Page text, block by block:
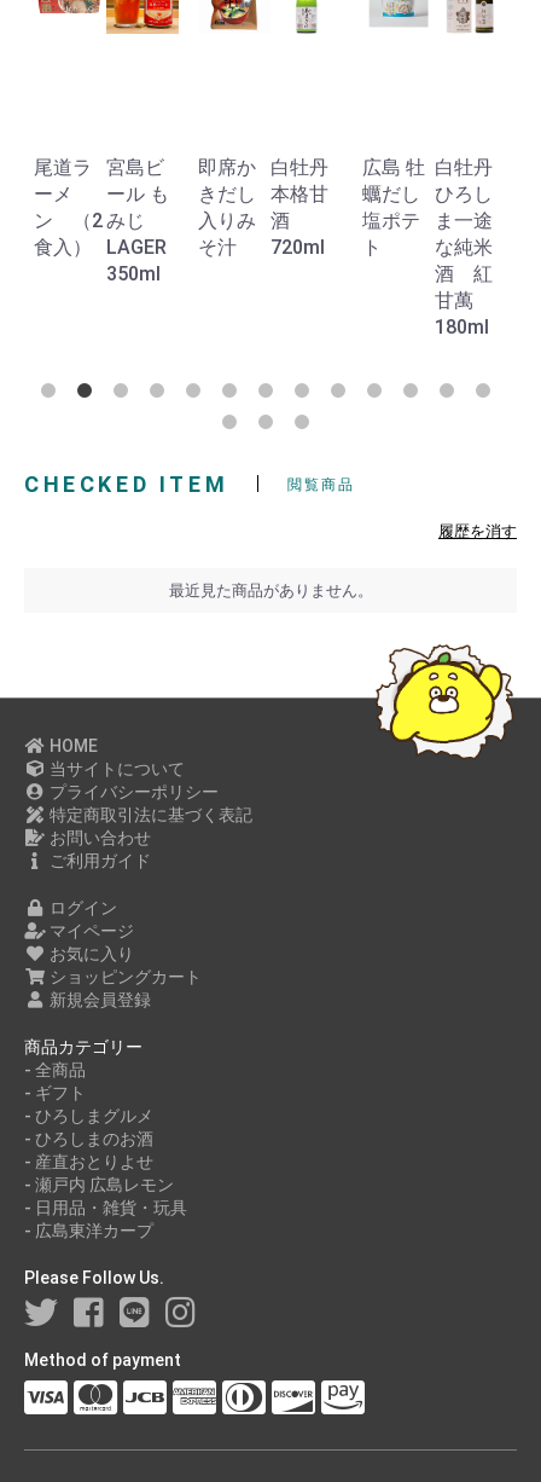
尾道ラ
ーメ
ン （2
食入）
宮島ビ
ール も
みじ
LAGER
350ml
即席か
きだし
入りみ
そ汁
白牡丹
本格甘
酒
720ml
広島 牡
蠣だし
塩ポテ
ト
白牡丹
ひろし
ま一途
な純米
酒 紅
甘萬
180ml
CHECKED ITEM 閲覧商品
履歴を消す
最近見た商品がありません。
HOME
当サイトについて
プライバシーポリシー
特定商取引法に基づく表記
お問い合わせ
ご利用ガイド
ログイン
マイページ
お気に入り
ショッピングカート
新規会員登録
商品カテゴリー
- 全商品
- ギフト
- ひろしまグルメ
- ひろしまのお酒
- 産直おとりよせ
- 瀬戸内 広島レモン
- 日用品・雑貨・玩具
- 広島東洋カープ
Please Follow Us.
Method of payment